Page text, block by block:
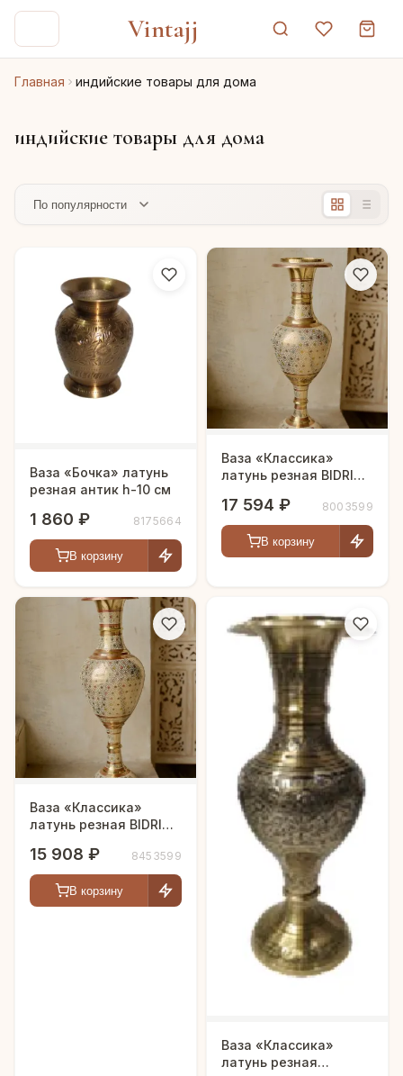
Vintajj
Главная индийские товары для дома
индийские товары для дома
Ваза «Бочка» латунь
резная антик h-10 см
1 860 ₽ 8175664
В корзину
Ваза «Классика»
латунь резная BIDRI
17 594 ₽ 8003599
В корзину
Ваза «Классика»
латунь резная BIDRI
15 908 ₽ 8453599
В корзину
Ваза «Классика»
латунь резная